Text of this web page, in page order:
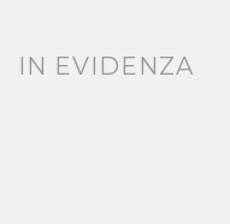
IN EVIDENZA